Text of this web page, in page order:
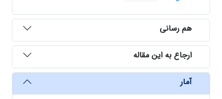
هم رسانی
ارجاع به این مقاله
آمار